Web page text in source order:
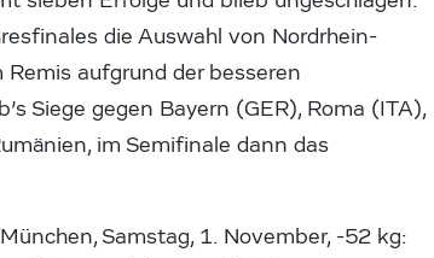
die Auswahl von Nordrhein-
aufgrund der besseren
Siege gegen Bayern (GER), Roma (ITA),
im Semifinale dann das
Samstag, 1. November, -52 kg: